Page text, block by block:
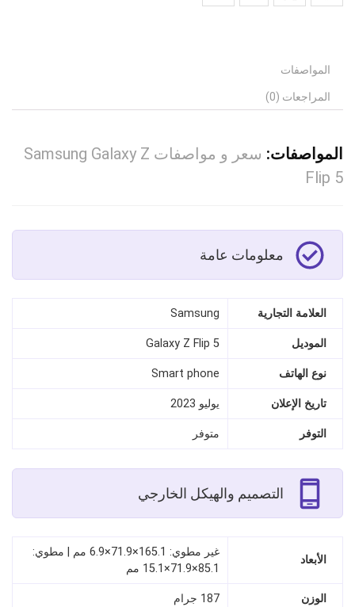
المواصفات
المراجعات (0)
المواصفات:
سعر و مواصفات Samsung Galaxy Z
Flip 5
معلومات عامة
العلامة التجارية Samsung
الموديل Galaxy Z Flip 5
نوع الهاتف Smart phone
تاريخ الإعلان يوليو 2023
التوفر متوفر
التصميم والهيكل الخارجي
الأبعاد
غير مطوي: 165.1×71.9×6.9 مم | مطوي:
85.1×71.9×15.1 مم
الوزن 187 جرام